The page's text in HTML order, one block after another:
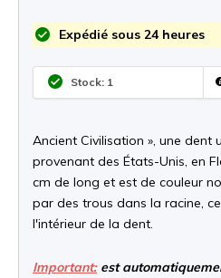
Expédié sous 24 heures
Stock: 1
Ancient Civilisation », une dent
provenant des États-Unis, en
cm de long et est de couleur
par des trous dans la racine,
l'intérieur de la dent.
Important:est